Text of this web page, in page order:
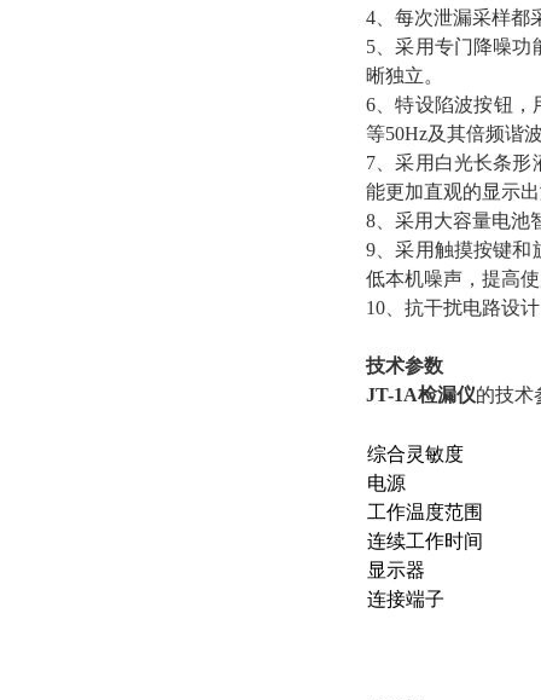
4、每次泄漏采样都
5、采用专门降噪功
晰独立。
6、特设陷波按钮，
等50Hz及其倍频谐
7、采用白光长条形
能更加直观的显示
8、采用大容量电池
9、采用触摸按键和
低本机噪声，提高
10、抗干扰电路设
技术参数
JT-1A检漏仪的技术
综合灵敏度
电源
工作温度范围
连续工作时间
显示器
连接端子